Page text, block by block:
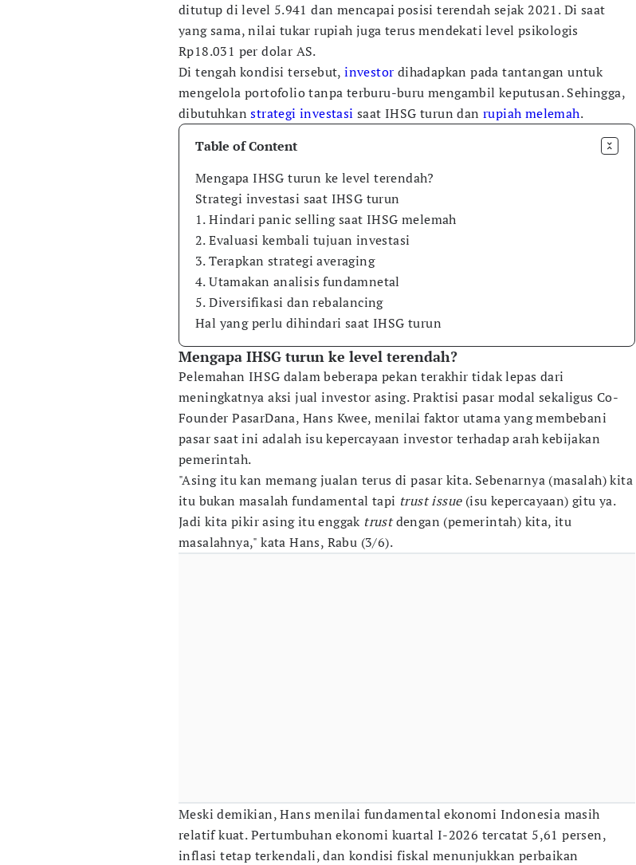
ditutup di level 5.941 dan mencapai posisi terendah sejak 2021. Di saat
yang sama, nilai tukar rupiah juga terus mendekati level psikologis
Rp18.031 per dolar AS.
Di tengah kondisi tersebut,investor dihadapkan pada tantangan untuk
mengelola portofolio tanpa terburu-buru mengambil keputusan. Sehingga,
dibutuhkanstrategi investasi saat IHSG turun danrupiah melemah.
Table of Content
Mengapa IHSG turun ke level terendah?
Strategi investasi saat IHSG turun
1. Hindari panic selling saat IHSG melemah
2. Evaluasi kembali tujuan investasi
3. Terapkan strategi averaging
4. Utamakan analisis fundamnetal
5. Diversifikasi dan rebalancing
Hal yang perlu dihindari saat IHSG turun
Mengapa IHSG turun ke level terendah?
Pelemahan IHSG dalam beberapa pekan terakhir tidak lepas dari
meningkatnya aksi jual investor asing. Praktisi pasar modal sekaligus Co-
Founder PasarDana, Hans Kwee, menilai faktor utama yang membebani
pasar saat ini adalah isu kepercayaan investor terhadap arah kebijakan
pemerintah.
"Asing itu kan memang jualan terus di pasar kita. Sebenarnya (masalah) kita
itu bukan masalah fundamental tapi trust issue(isu kepercayaan) gitu ya.
Jadi kita pikir asing itu enggak trustdengan (pemerintah) kita, itu
masalahnya," kata Hans, Rabu (3/6).
Meski demikian, Hans menilai fundamental ekonomi Indonesia masih
relatif kuat. Pertumbuhan ekonomi kuartal I-2026 tercatat 5,61 persen,
inflasi tetap terkendali, dan kondisi fiskal menunjukkan perbaikan